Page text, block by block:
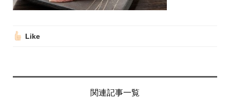
Like
関連記事一覧